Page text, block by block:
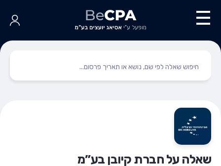
שאלה על חברת קיובן בע”מ